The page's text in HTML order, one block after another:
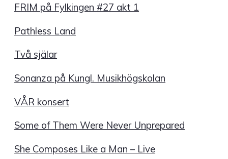
FRIM på Fylkingen #27 akt 1
Pathless Land
Två själar
Sonanza på Kungl. Musikhögskolan
VÅR konsert
Some of Them Were Never Unprepared
She Composes Like a Man – Live